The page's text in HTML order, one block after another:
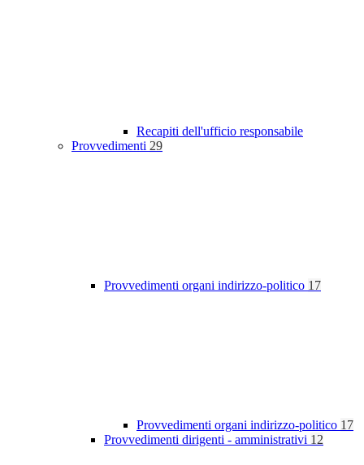
Recapiti dell'ufficio responsabile
Provvedimenti 29
Provvedimenti organi indirizzo-politico 17
Provvedimenti organi indirizzo-politico 17
Provvedimenti dirigenti - amministrativi 12